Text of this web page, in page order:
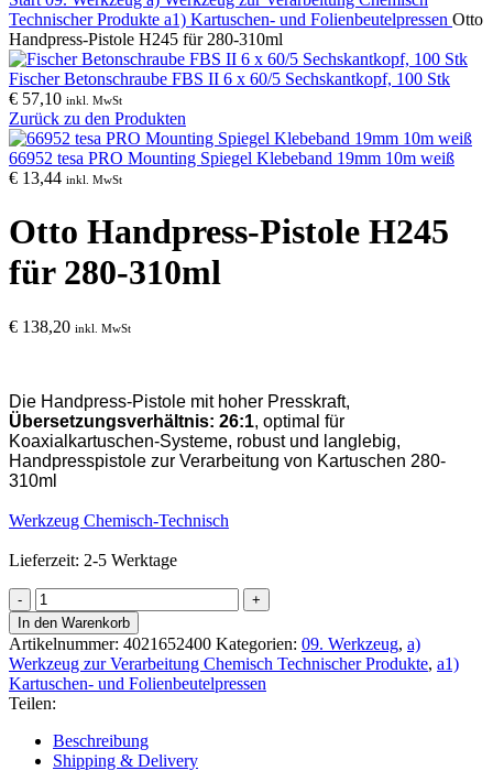
Technischer Produkte a1) Kartuschen- und Folienbeutelpressen Otto
Handpress-Pistole H245 für 280-310ml
Fischer Betonschraube FBS II 6 x 60/5 Sechskantkopf, 100 Stk
€ 57,10 inkl. MwSt
Zurück zu den Produkten
66952 tesa PRO Mounting Spiegel Klebeband 19mm 10m weiß
€ 13,44 inkl. MwSt
Otto Handpress-Pistole H245
für 280-310ml
€ 138,20 inkl. MwSt
Die Handpress-Pistole mit hoher Presskraft,
Übersetzungsverhältnis: 26:1, optimal für
Koaxialkartuschen-Systeme, robust und langlebig,
Handpresspistole zur Verarbeitung von Kartuschen 280-
310ml
Werkzeug Chemisch-Technisch
Lieferzeit: 2-5 Werktage
Otto
Handpress-
Pistole
H245
für
280-
310ml
Menge
In den Warenkorb
Artikelnummer: 4021652400 Kategorien: 09. Werkzeug, a)
Werkzeug zur Verarbeitung Chemisch Technischer Produkte, a1)
Kartuschen- und Folienbeutelpressen
Teilen:
Beschreibung
Shipping & Delivery